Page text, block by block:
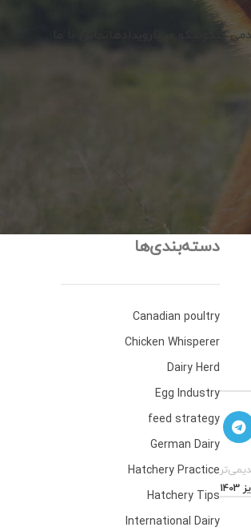
نیکو
دسته‌بندی‌ها
Canadian poultry
Chicken Whisperer
Dairy Herd
Egg Industry
feed strategy
German Dairy
Hatchery Practice
Hatchery Tips
International Dairy